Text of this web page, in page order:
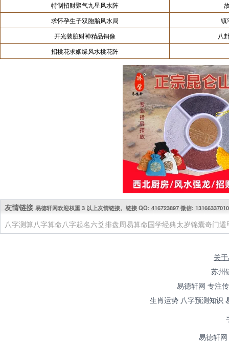
特制招财聚气九星风水阵
求怀孕生子双胞胎风水局
镇
开光装脏财神精品铜像
八
招桃花求姻缘风水桃花阵
友情链接 易德轩网欢迎权重 3 以上友情链接。链接 QQ: 416723897 微信: 13166337010
八字测算八字算命八字起名六爻排盘周易算命国学经典太岁锦囊奇门遁
关
苏州
易德轩网 专注
生肖运势 八字预测知识
易德轩